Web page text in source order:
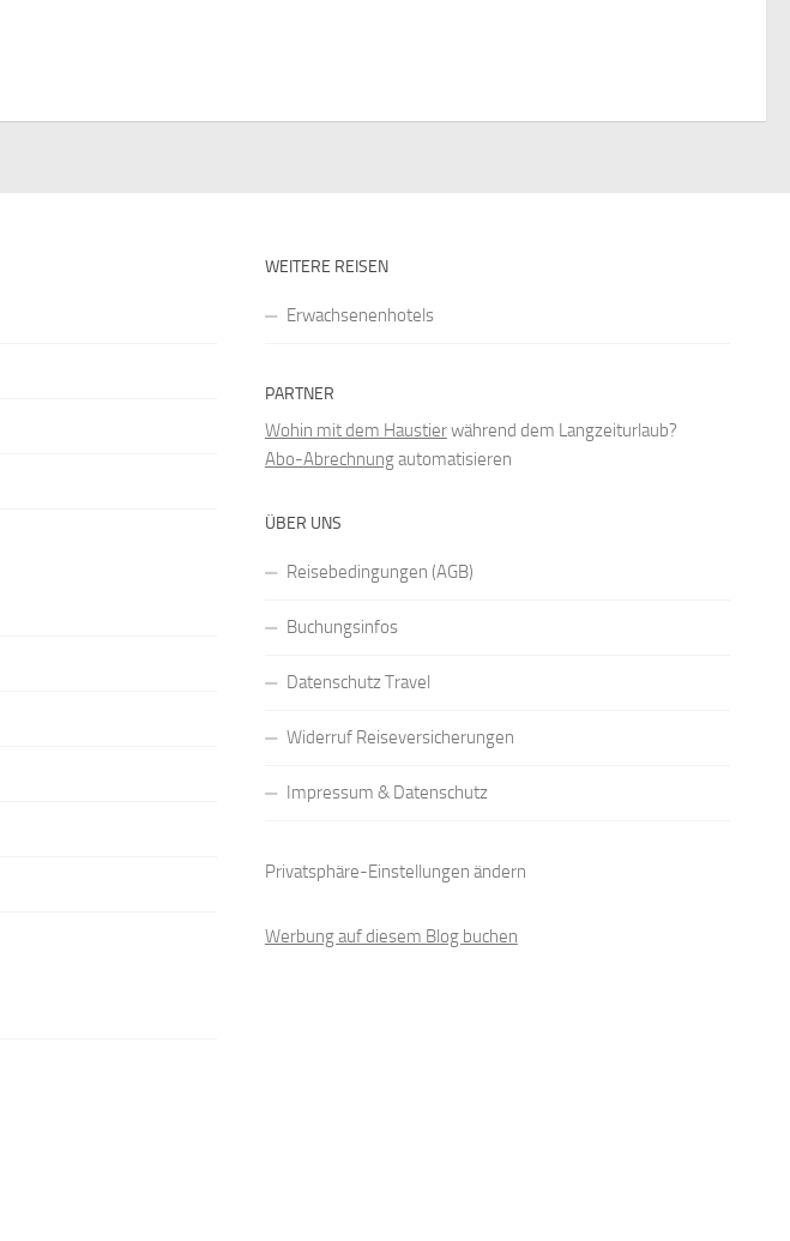
WEITERE REISEN
Erwachsenenhotels
PARTNER
Wohin mit dem Haustierwährend dem Langzeiturlaub?
Abo-Abrechnungautomatisieren
ÜBER UNS
Reisebedingungen (AGB)
Buchungsinfos
Datenschutz Travel
Widerruf Reiseversicherungen
Impressum & Datenschutz
Privatsphäre-Einstellungen ändern
Werbung auf diesem Blog buchen